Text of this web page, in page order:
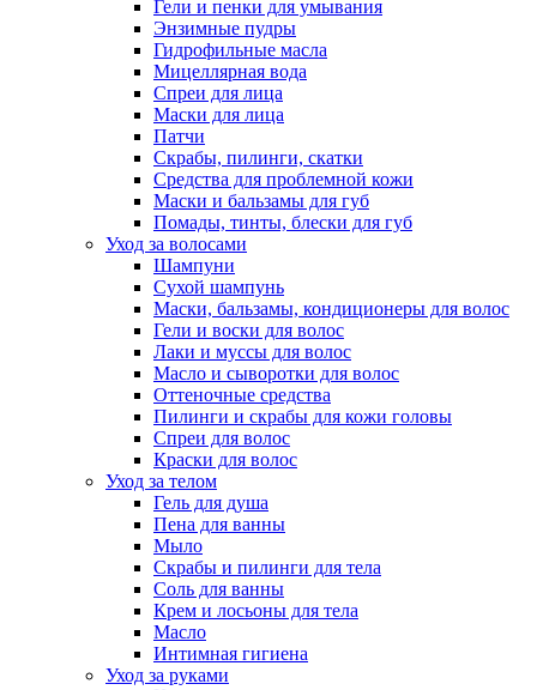
Гели и пенки для умывания
Энзимные пудры
Гидрофильные масла
Мицеллярная вода
Спреи для лица
Маски для лица
Патчи
Скрабы, пилинги, скатки
Средства для проблемной кожи
Маски и бальзамы для губ
Помады, тинты, блески для губ
Уход за волосами
Шампуни
Сухой шампунь
Маски, бальзамы, кондиционеры для волос
Гели и воски для волос
Лаки и муссы для волос
Масло и сыворотки для волос
Оттеночные средства
Пилинги и скрабы для кожи головы
Спреи для волос
Краски для волос
Уход за телом
Гель для душа
Пена для ванны
Мыло
Скрабы и пилинги для тела
Соль для ванны
Крем и лосьоны для тела
Масло
Интимная гигиена
Уход за руками